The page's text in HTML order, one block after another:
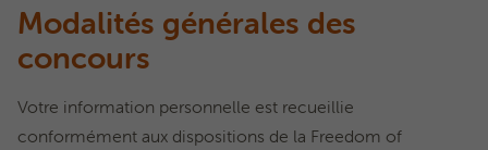
Modalités générales des
concours
Votre information personnelle est recueillie
conformément aux dispositions de la Freedom of